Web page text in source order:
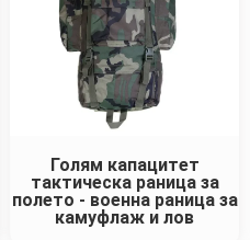
Голям капацитет
тактическа раница за
полето - военна раница за
камуфлаж и лов